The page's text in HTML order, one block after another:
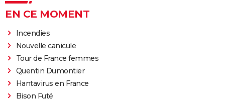
EN CE MOMENT
Incendies
Nouvelle canicule
Tour de France femmes
Quentin Dumontier
Hantavirus en France
Bison Futé